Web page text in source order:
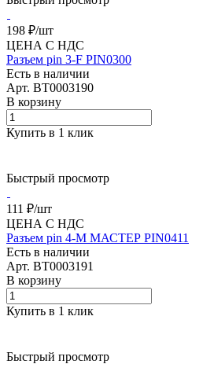
198 ₽/шт
ЦЕНА С НДС
Разъем pin 3-F PIN0300
Есть в наличии
Арт. BT0003190
В корзину
Купить в 1 клик
Быстрый просмотр
111 ₽/шт
ЦЕНА С НДС
Разъем pin 4-M МАСТЕР PIN0411
Есть в наличии
Арт. BT0003191
В корзину
Купить в 1 клик
Быстрый просмотр